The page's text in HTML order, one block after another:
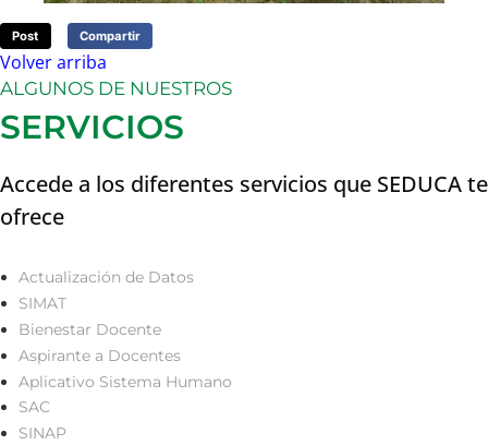
Post Compartir
Volver arriba
ALGUNOS DE NUESTROS
SERVICIOS
Accede a los diferentes servicios que SEDUCA te
ofrece
Actualización de Datos
SIMAT
Bienestar Docente
Aspirante a Docentes
Aplicativo Sistema Humano
SAC
SINAP